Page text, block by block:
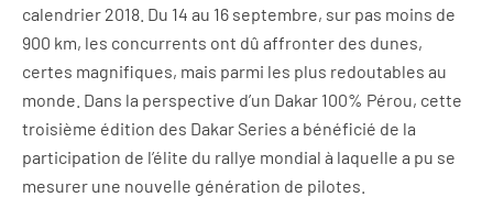
calendrier 2018. Du 14 au 16 septembre, sur pas moins de
900 km, les concurrents ont dû affronter des dunes,
certes magnifiques, mais parmi les plus redoutables au
monde. Dans la perspective d’un Dakar 100% Pérou, cette
troisième édition des Dakar Series a bénéficié de la
participation de l’élite du rallye mondial à laquelle a pu se
mesurer une nouvelle génération de pilotes.